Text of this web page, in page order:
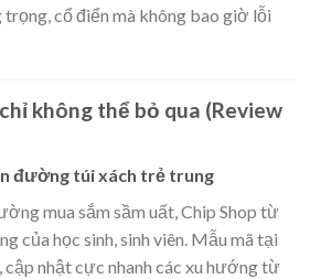
trọng, cổ điển mà không bao giờ lỗi
không thể bỏ qua (Review
đường túi xách trẻ trung
mua sắm sầm uất, Chip Shop từ
của học sinh, sinh viên. Mẫu mã tại
cập nhật cực nhanh các xu hướng từ